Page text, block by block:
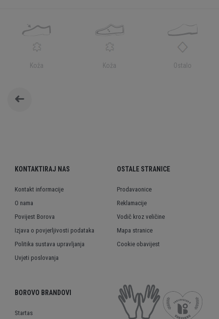
Koža Koža Ostalo
KONTAKTIRAJ NAS
Kontakt informacije
O nama
Povijest Borova
Izjava o povjerljivosti podataka
Politika sustava upravljanja
Uvjeti poslovanja
OSTALE STRANICE
Prodavaonice
Reklamacije
Vodič kroz veličine
Mapa stranice
Cookie obavijest
BOROVO BRANDOVI
Startas